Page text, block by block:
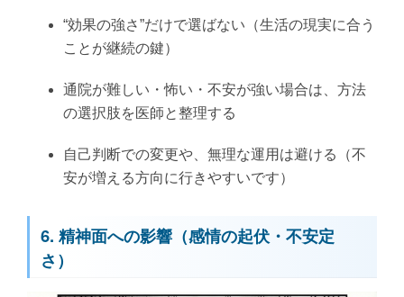
“効果の強さ”だけで選ばない（生活の現実に合う
ことが継続の鍵）
通院が難しい・怖い・不安が強い場合は、方法
の選択肢を医師と整理する
自己判断での変更や、無理な運用は避ける（不
安が増える方向に行きやすいです）
6. 精神面への影響（感情の起伏・不安定
さ）